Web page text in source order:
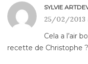
SYLVIE
25/02/2013
Cela a l’air
recette de Christophe ?